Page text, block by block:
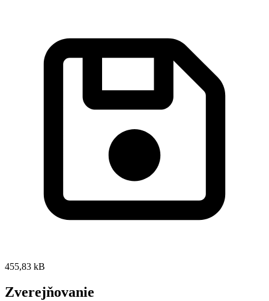
455,83 kB
Zverejňovanie